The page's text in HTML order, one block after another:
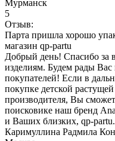
Мурманск
5
Отзыв:
Парта пришла хорошо
магазин qp-partu
Добрый день! Спасибо за
изделиям. Будем рады
покупателей! Если в
покупке детской
производителя, Вы
поисковике наш бренд
и Ваших близких, qp-
Каримуллина Радмила